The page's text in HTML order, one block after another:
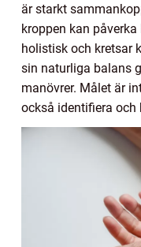
är starkt
kroppen kan
holistisk och kretsar
sin naturliga balans
manövrer. Målet är
också identifiera och